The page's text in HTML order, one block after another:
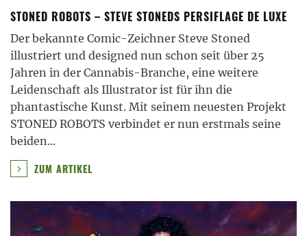
STONED ROBOTS – STEVE STONEDS PERSIFLAGE DE LUXE
Der bekannte Comic-Zeichner Steve Stoned
illustriert und designed nun schon seit über 25
Jahren in der Cannabis-Branche, eine weitere
Leidenschaft als Illustrator ist für ihn die
phantastische Kunst. Mit seinem neuesten Projekt
STONED ROBOTS verbindet er nun erstmals seine
beiden...
ZUM ARTIKEL